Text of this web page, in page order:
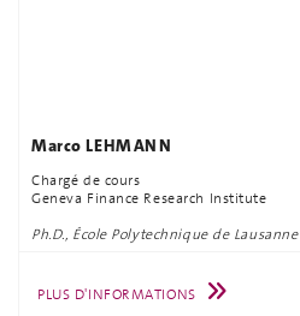
Marco LEHMANN
Chargé de cours
Geneva Finance Research Institute
Ph.D., École Polytechnique de Lausanne
PLUS D'INFORMATIONS